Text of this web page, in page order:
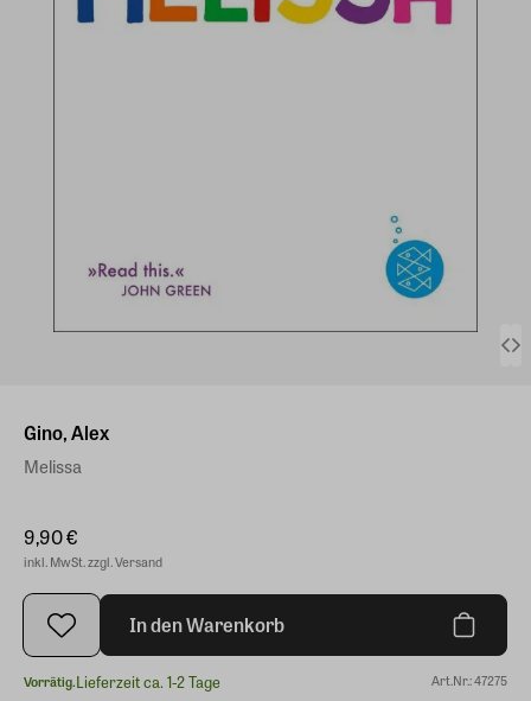
Gino, Alex
Melissa
9,90 €
inkl. MwSt. zzgl. Versand
In den Warenkorb
Vorrätig.Lieferzeit ca. 1-2 Tage Art.Nr.: 47275